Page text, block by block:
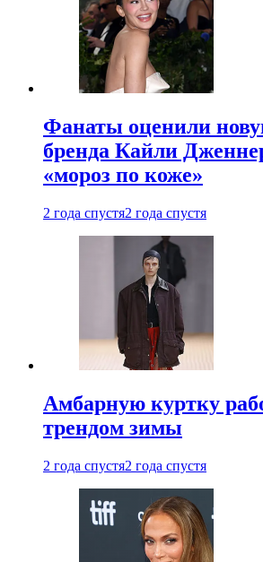
Фанаты оценили
бренда Кайли
«мороз по коже»
2 года спустя2 года спустя
Амбарную куртку
трендом зимы
2 года спустя2 года спустя